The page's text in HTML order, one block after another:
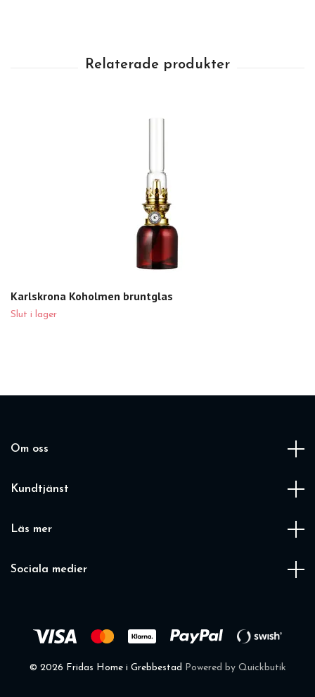
Karlskrona Koholmen bruntglas
Slut i lager
Om oss
Kundtjänst
Läs mer
Sociala medier
© 2026 Fridas Home i Grebbestad Powered by Quickbutik